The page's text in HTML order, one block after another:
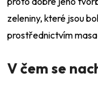
zeleniny, které jsou
prostřednictvím
V čem se